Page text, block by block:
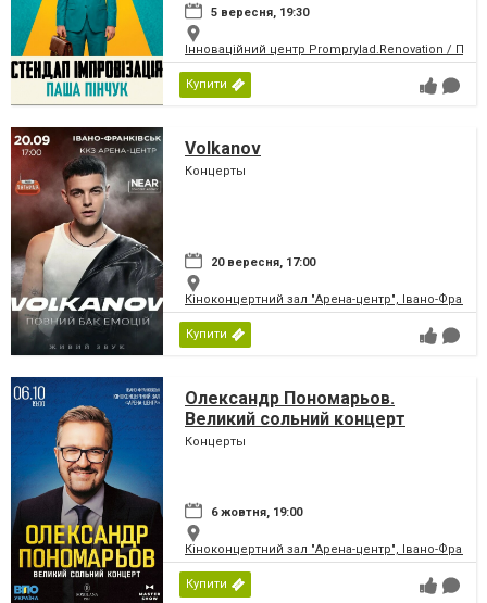
5 вересня, 19:30
Інноваційний центр Promprylad.Renovation /
Купити
Volkanov
Концерты
20 вересня, 17:00
Кіноконцертний зал "Арена-центр", Івано-
Купити
Олександр Пономарьов.
Великий сольний концерт
Концерты
6 жовтня, 19:00
Кіноконцертний зал "Арена-центр", Івано-
Купити